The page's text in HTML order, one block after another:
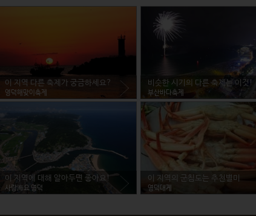
이 지역 다른 축제가 궁금하세요?
영덕해맞이축제
비슷한 시기의 다른 축제는 이것!
부산바다축제
이 지역에 대해 알아두면 좋아요!
사랑海요 영덕
이 지역의 군침도는 추천별미
영덕대게